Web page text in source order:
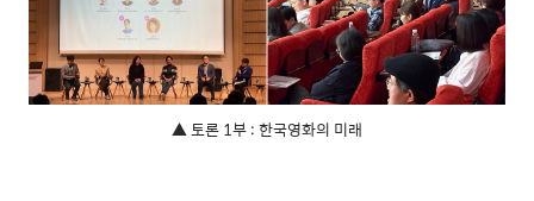
▲ 토론 1부 : 한국영화의 미래